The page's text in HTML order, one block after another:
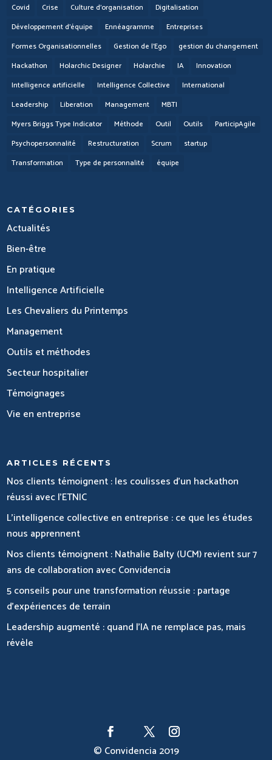
Covid
Crise Culture d'organisation
Digitalisation
Développement d'équipe
Ennéagramme
Entreprises
Formes Organisationnelles
Gestion de l'Ego
gestion du changement
Hackathon
Holarchic Designer Holarchie IA
Innovation
Intelligence artificielle
Intelligence Collective
International
Leadership
Liberation Management
MBTI
Myers Briggs Type Indicator
Méthode Outil Outils
ParticipAgile
Psychopersonnalité
Restructuration Scrum
startup
Transformation
Type de personnalité équipe
CATÉGORIES
Actualités
Bien-être
En pratique
Intelligence Artificielle
Les Chevaliers du Printemps
Management
Outils et méthodes
Secteur hospitalier
Témoignages
Vie en entreprise
ARTICLES RÉCENTS
Nos clients témoignent : les coulisses d’un hackathon
réussi avec l’ETNIC
L’intelligence collective en entreprise : ce que les études
nous apprennent
Nos clients témoignent : Nathalie Balty (UCM) revient sur 7
ans de collaboration avec Convidencia
5 conseils pour une transformation réussie : partage
d’expériences de terrain
Leadership augmenté : quand l’IA ne remplace pas, mais
révèle
© Convidencia 2019